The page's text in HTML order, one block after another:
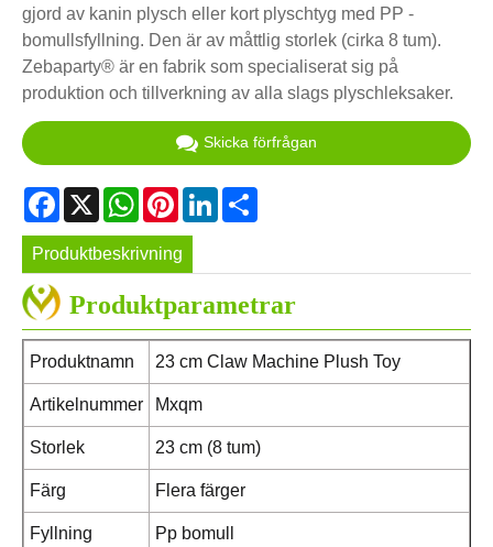
gjord av kanin plysch eller kort plyschtyg med PP -
bomullsfyllning. Den är av måttlig storlek (cirka 8 tum).
Zebaparty® är en fabrik som specialiserat sig på
produktion och tillverkning av alla slags plyschleksaker.
Skicka förfrågan
Facebook
X WhatsApp
PinterestLinkedIn
Produktbeskrivning
Produktparametrar
Produktnamn 23 cm Claw Machine Plush Toy
Artikelnummer Mxqm
Storlek 23 cm (8 tum)
Färg Flera färger
Fyllning Pp bomull